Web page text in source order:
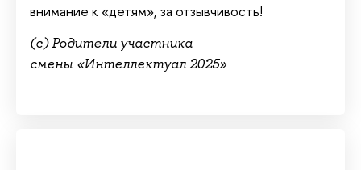
внимание к «детям», за отзывчивость!
(с) Родители участника
смены «Интеллектуал 2025»